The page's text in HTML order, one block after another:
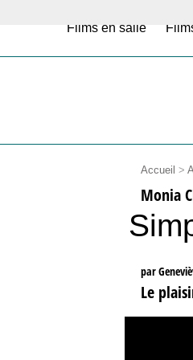
Films en salle
Accueil >
Monia
par
Le